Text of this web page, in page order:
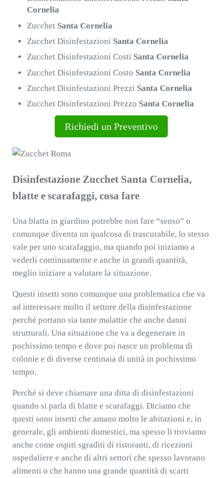
Cornelia
Zucchet Santa Cornelia
Zucchet Disinfestazioni Santa Cornelia
Zucchet Disinfestazioni Costi Santa Cornelia
Zucchet Disinfestazioni Costo Santa Cornelia
Zucchet Disinfestazioni Prezzi Santa Cornelia
Zucchet Disinfestazioni Prezzo Santa Cornelia
Richiedi un Preventivo
Disinfestazione Zucchet Santa Cornelia,
blatte e scarafaggi, cosa fare
Una blatta in giardino potrebbe non fare “senso” o
comunque diventa un qualcosa di trascurabile, lo stesso
vale per uno scarafaggio, ma quando poi iniziamo a
vederli continuamente e anche in grandi quantità,
meglio iniziare a valutare la situazione.
Questi insetti sono comunque una problematica che va
ad interessare molto il settore della disinfestazione
perché portano sia tante malattie che anche danni
strutturali. Una situazione che va a degenerare in
pochissimo tempo e dove poi nasce un problema di
colonie e di diverse centinaia di unità in pochissimo
tempo.
Perché si deve chiamare una ditta di disinfestazioni
quando si parla di blatte e scarafaggi. Diciamo che
questi sono insetti che amano molto le abitazioni e, in
generale, gli ambienti domestici, ma spesso li troviamo
anche come ospiti sgraditi di ristoranti, di ricezioni
ospedaliere e anche di altri settori che spesso lavorano
alimenti o che hanno una grande quantità di scarti